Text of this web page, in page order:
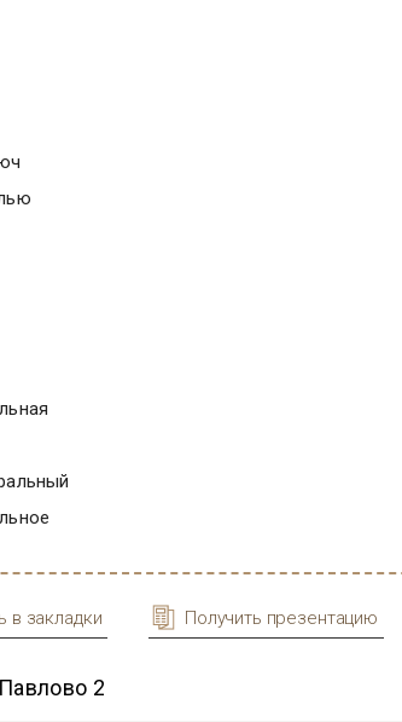
в закладки Получить презентацию
2